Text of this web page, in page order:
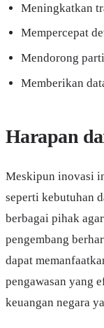
Meningkatkan
Mempercepat
Mendorong
Memberikan
Harapan
Meskipun inovasi
seperti kebutuhan
berbagai pihak
pengembang
dapat
pengawasan yang
keuangan negara